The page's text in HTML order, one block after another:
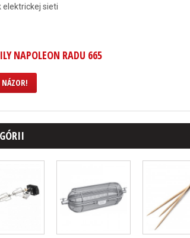
elektrickej sieti
NAPOLEON RADU 665
NÁZOR!